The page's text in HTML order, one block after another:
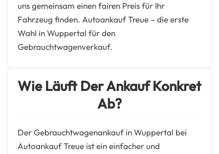
uns gemeinsam einen fairen Preis für Ihr
Fahrzeug finden. Autoankauf Treue – die erste
Wahl in Wuppertal für den
Gebrauchtwagenverkauf.
Wie Läuft Der Ankauf Konkret
Ab?
Der Gebrauchtwagenankauf in Wuppertal bei
Autoankauf Treue ist ein einfacher und